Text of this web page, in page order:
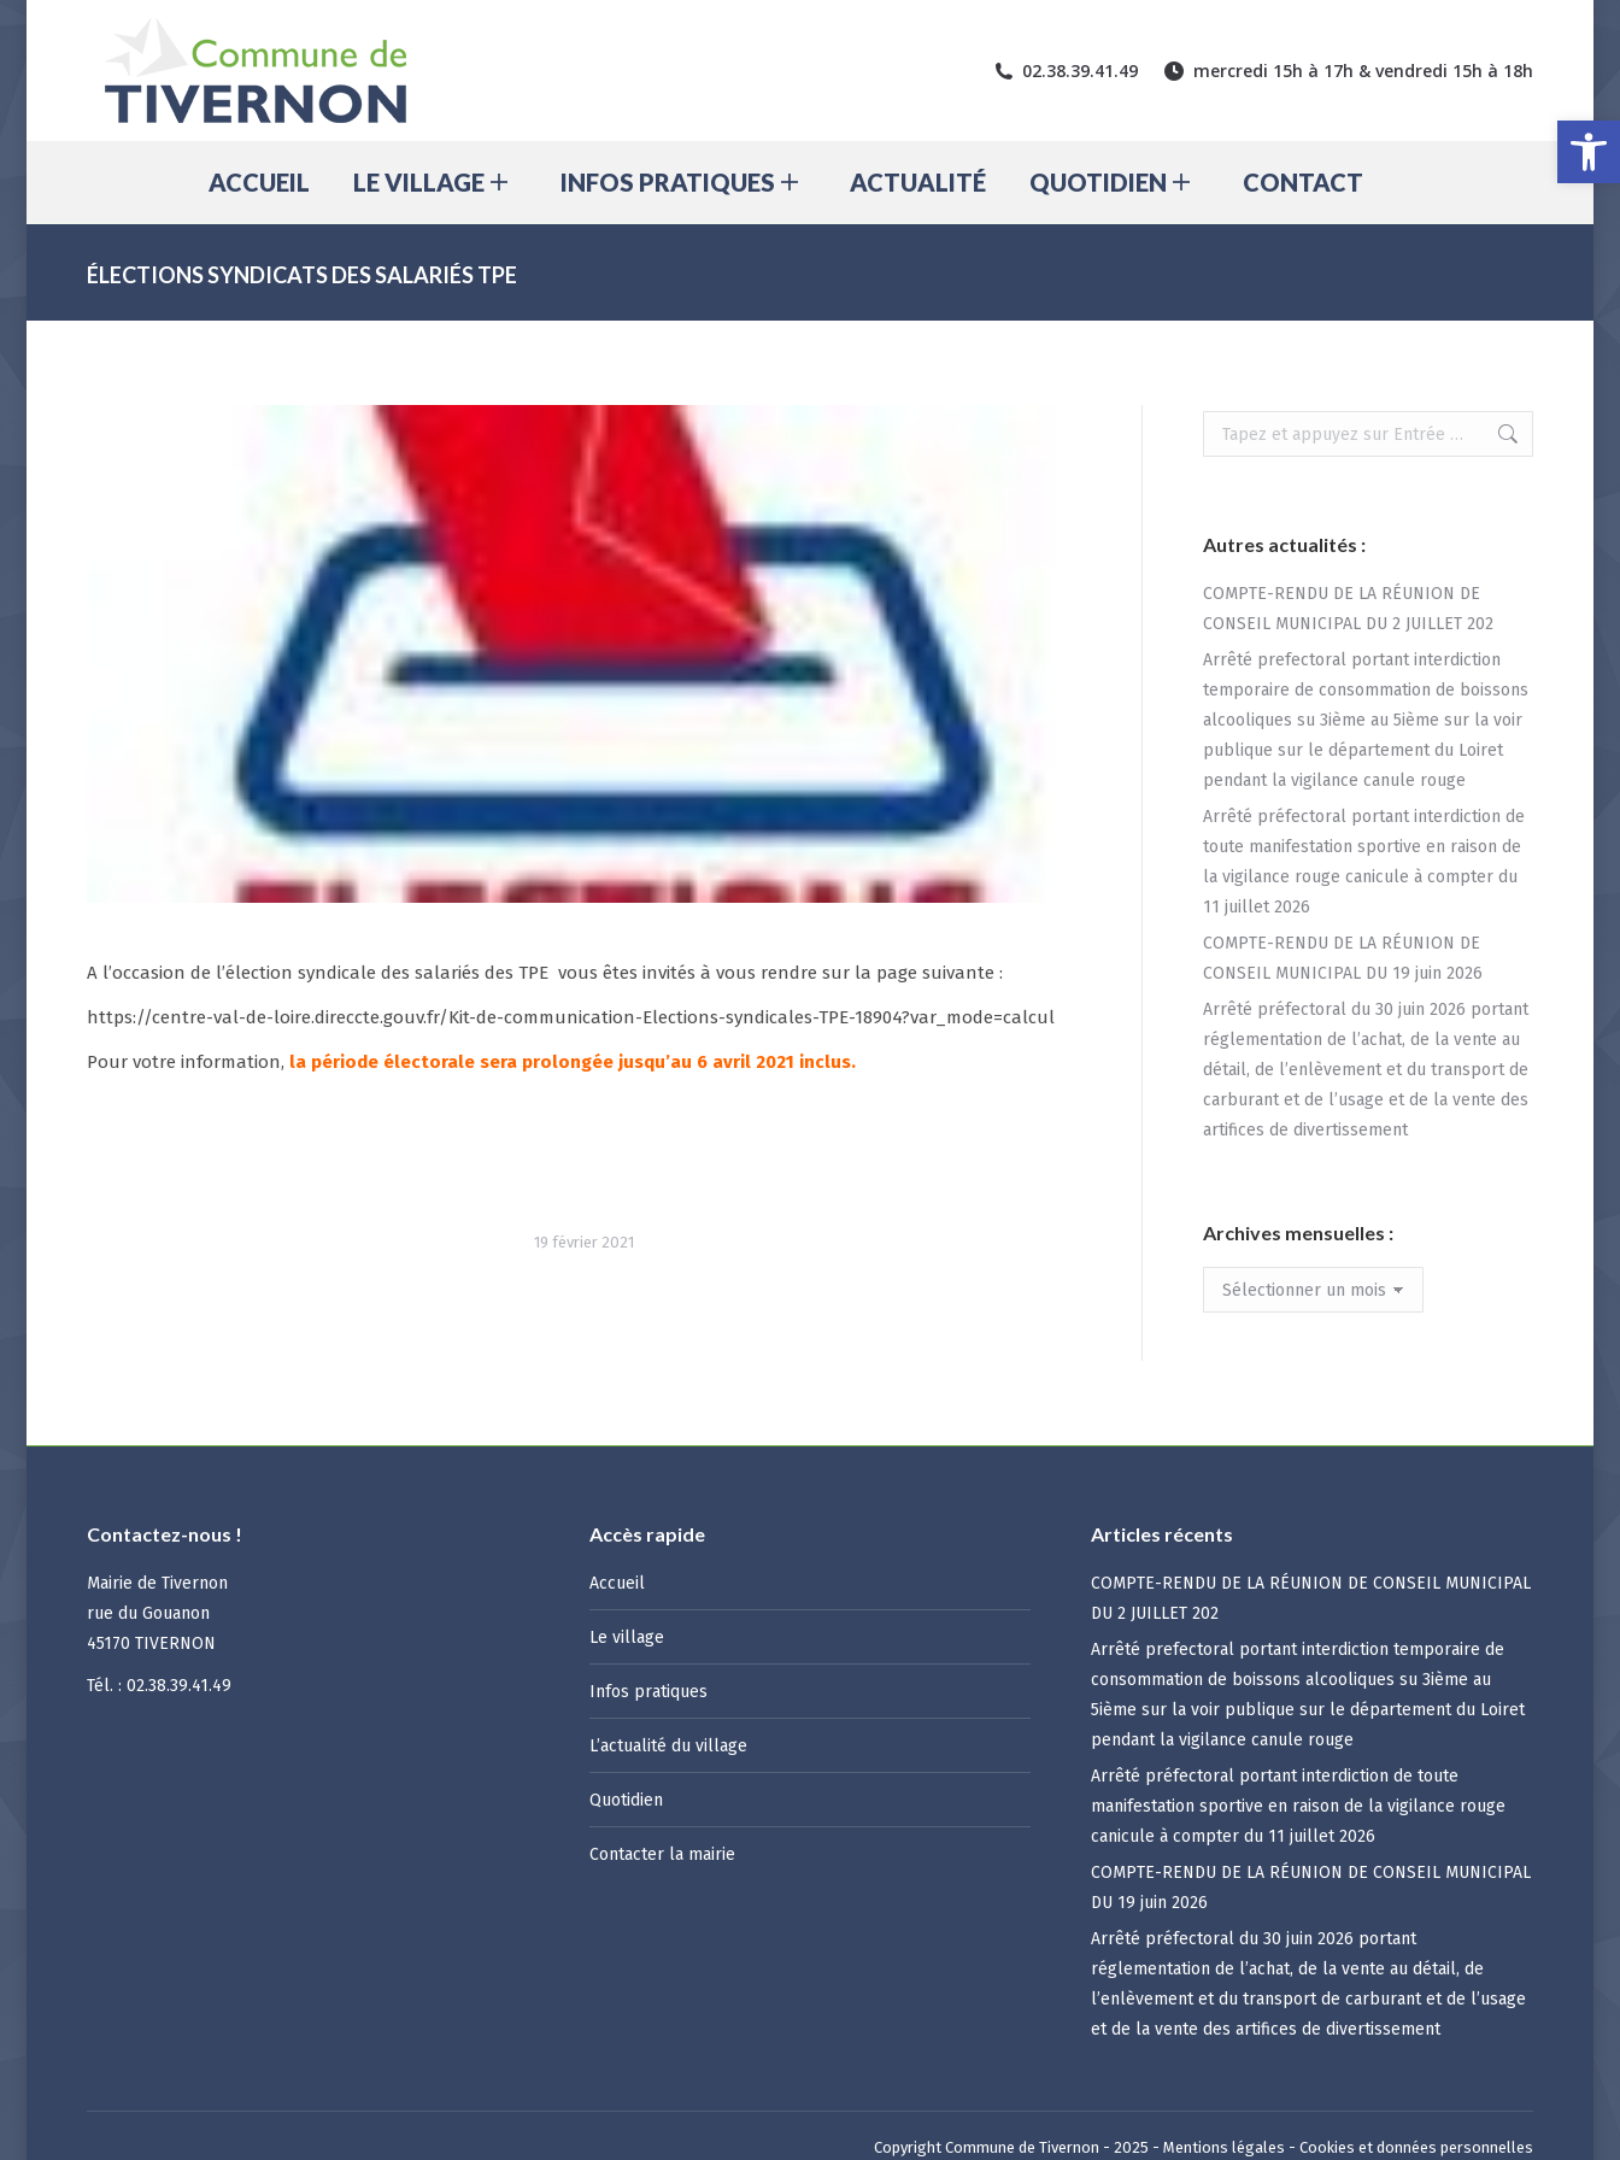
02.38.39.41.49 mercredi 15h à 17h & vendredi 15h à 18h
ACCUEIL LE VILLAGE INFOS PRATIQUES ACTUALITÉ QUOTIDIEN CONTACT
ÉLECTIONS SYNDICATS DES SALARIÉS TPE
A l’occasion de l’élection syndicale des salariés des TPE vous êtes invités à vous rendre sur la page suivante :
https://centre-val-de-loire.direccte.gouv.fr/Kit-de-communication-Elections-syndicales-TPE-18904?var_mode=calcul
Pour votre information, la période électorale sera prolongée jusqu’au 6 avril 2021 inclus.
19 février 2021
Recherche
:
Autres actualités :
COMPTE-RENDU DE LA RÉUNION DE
CONSEIL MUNICIPAL DU 2 JUILLET 202
Arrêté prefectoral portant interdiction
temporaire de consommation de boissons
alcooliques su 3ième au 5ième sur la voir
publique sur le département du Loiret
pendant la vigilance canule rouge
Arrêté préfectoral portant interdiction de
toute manifestation sportive en raison de
la vigilance rouge canicule à compter du
11 juillet 2026
COMPTE-RENDU DE LA RÉUNION DE
CONSEIL MUNICIPAL DU 19 juin 2026
Arrêté préfectoral du 30 juin 2026 portant
réglementation de l’achat, de la vente au
détail, de l’enlèvement et du transport de
carburant et de l’usage et de la vente des
artifices de divertissement
Archives mensuelles :
Archives
mensuelles
Contactez-nous !
Mairie de Tivernon
rue du Gouanon
45170 TIVERNON
Tél. : 02.38.39.41.49
Accès rapide
Accueil
Le village
Infos pratiques
L’actualité du village
Quotidien
Contacter la mairie
Articles récents
COMPTE-RENDU DE LA RÉUNION DE CONSEIL MUNICIPAL
DU 2 JUILLET 202
Arrêté prefectoral portant interdiction temporaire de
consommation de boissons alcooliques su 3ième au
5ième sur la voir publique sur le département du Loiret
pendant la vigilance canule rouge
Arrêté préfectoral portant interdiction de toute
manifestation sportive en raison de la vigilance rouge
canicule à compter du 11 juillet 2026
COMPTE-RENDU DE LA RÉUNION DE CONSEIL MUNICIPAL
DU 19 juin 2026
Arrêté préfectoral du 30 juin 2026 portant
réglementation de l’achat, de la vente au détail, de
l’enlèvement et du transport de carburant et de l’usage
et de la vente des artifices de divertissement
Copyright Commune de Tivernon - 2025 - Mentions légales - Cookies et données personnelles